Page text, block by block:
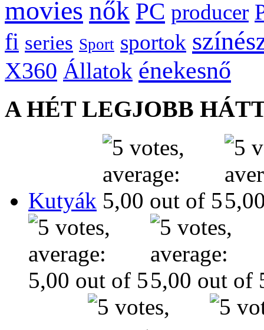
movies nők PC producer
fi series Sport sportok
X360 Állatok énekesnő
A HÉT LEGJOBB
Kutyák